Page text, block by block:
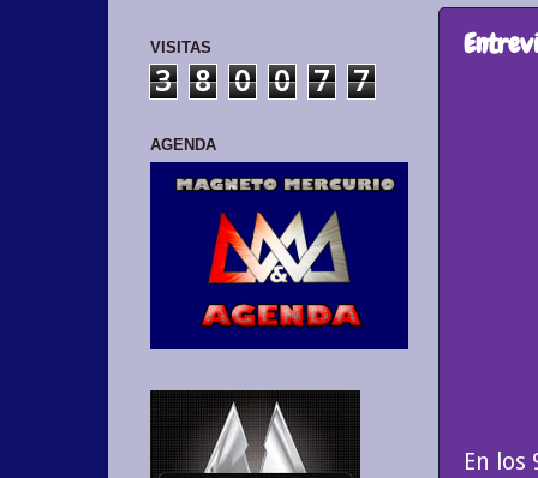
En los
VISITAS
3 8 0 0 7 7
AGENDA